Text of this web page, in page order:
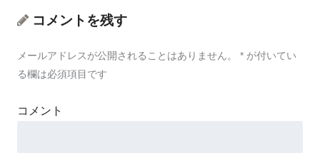
コメントを残す
メールアドレスが公開されることはありません。 * が付いてい
る欄は必須項目です
コメント